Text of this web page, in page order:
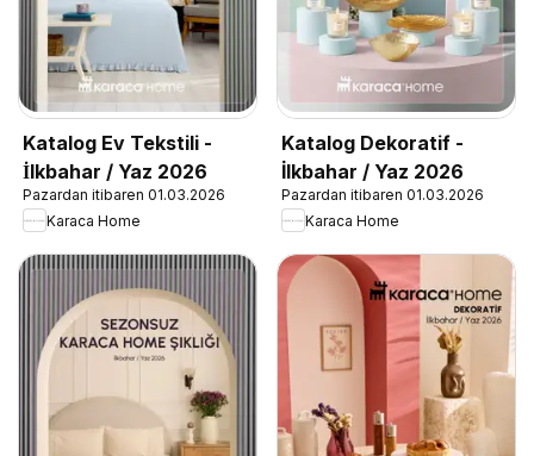
Katalog Ev Tekstili -
İlkbahar / Yaz 2026
Pazardan itibaren 01.03.2026
Karaca Home
Katalog Dekoratif -
İlkbahar / Yaz 2026
Pazardan itibaren 01.03.2026
Karaca Home